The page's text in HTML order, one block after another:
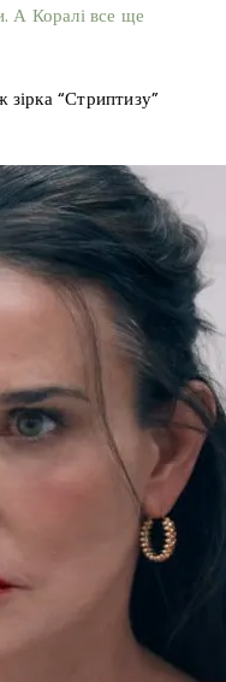
А Коралі все ще
зірка “Стриптизу”